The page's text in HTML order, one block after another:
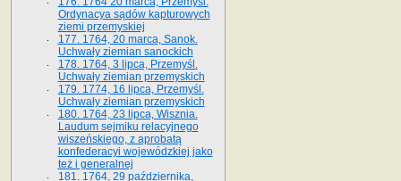
Ordynacya sądów kapturowych
ziemi przemyskiej
177. 1764, 20 marca, Sanok.
Uchwały ziemian sanockich
178. 1764, 3 lipca, Przemyśl.
Uchwały ziemian przemyskich
179. 1774, 16 lipca, Przemyśl.
Uchwały ziemian przemyskich
180. 1764, 23 lipca, Wisznia.
Laudum sejmiku relacyjnego
wiszeńskiego, z aprobatą
konfederacyi wojewódzkiej jako
też i generalnej
181. 1764, 29 października,